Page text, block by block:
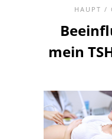
HAUPT /
mein